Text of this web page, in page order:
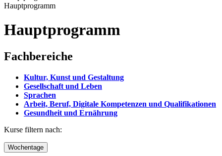
Hauptprogramm
Hauptprogramm
Fachbereiche
Kultur, Kunst und Gestaltung
Gesellschaft und Leben
Sprachen
Arbeit, Beruf, Digitale Kompetenzen und Qualifikationen
Gesundheit und Ernährung
Kurse filtern nach:
Wochentage